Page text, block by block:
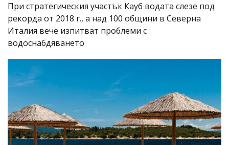
При стратегическия участък Кауб водата слезе под
рекорда от 2018 г., а над 100 общини в Северна
Италия вече изпитват проблеми с
водоснабдяването